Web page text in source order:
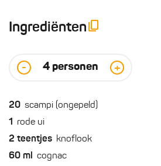
Ingrediënten
- 4 personen +
20 scampi (ongepeld)
1 rode ui
2 teentjes knoflook
60 ml cognac